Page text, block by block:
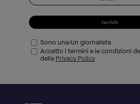
Iscriviti
Sono una/un giornalista
Accetto i termini e le condizioni
della Privacy Policy